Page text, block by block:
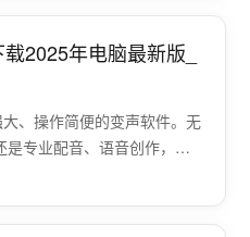
2025年电脑最新版_
、操作简便的变声软件。无
专业配音、语音创作，它
，让你的声音充满无限可